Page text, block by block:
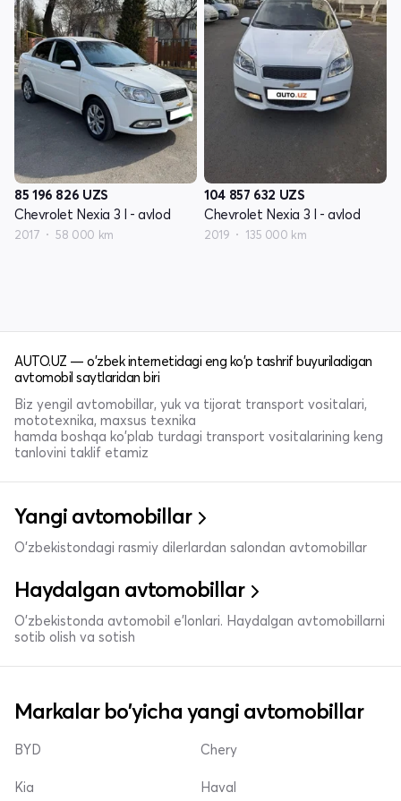
85 196 826 UZS
Chevrolet Nexia 3 I - avlod
2017 58 000 km
104 857 632 UZS
Chevrolet Nexia 3 I - avlod
2019 135 000 km
AUTO.UZ — o'zbek internetidagi eng ko'p tashrif buyuriladigan
avtomobil saytlaridan biri
Biz yengil avtomobillar, yuk va tijorat transport vositalari,
mototexnika, maxsus texnika
hamda boshqa ko'plab turdagi transport vositalarining keng
tanlovini taklif etamiz
Yangi avtomobillar
O'zbekistondagi rasmiy dilerlardan salondan avtomobillar
Haydalgan avtomobillar
O'zbekistonda avtomobil e’lonlari. Haydalgan avtomobillarni
sotib olish va sotish
Markalar bo'yicha yangi avtomobillar
BYD
Kia
Chery
Haval